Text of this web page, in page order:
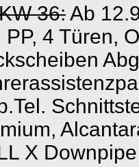
Loginbox
Trage
bitte
in
die
nachfolgenden
36:Ab
PP, 4 Türen,
X Downpipe